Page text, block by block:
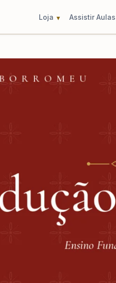
Loja Assistir Aulas